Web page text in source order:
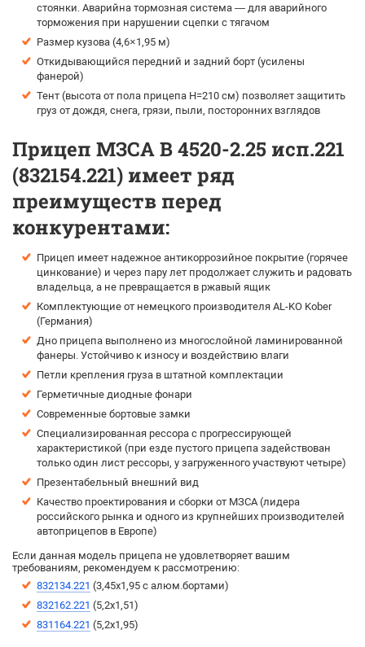
стоянки. Аварийна тормозная система — для аварийного
торможения при нарушении сцепки с тягачом
Размер кузова (4,6×1,95 м)
Откидывающийся передний и задний борт (усилены
фанерой)
Тент (высота от пола прицепа H=210 см) позволяет защитить
груз от дождя, снега, грязи, пыли, посторонних взглядов
Прицеп МЗСА B 4520-2.25 исп.221
(832154.221) имеет ряд
преимуществ перед
конкурентами:
Прицеп имеет надежное антикоррозийное покрытие (горячее
цинкование) и через пару лет продолжает служить и радовать
владельца, а не превращается в ржавый ящик
Комплектующие от немецкого производителя AL-KO Kober
(Германия)
Дно прицепа выполнено из многослойной ламинированной
фанеры. Устойчиво к износу и воздействию влаги
Петли крепления груза в штатной комплектации
Герметичные диодные фонари
Современные бортовые замки
Специализированная рессора с прогрессирующей
характеристикой (при езде пустого прицепа задействован
только один лист рессоры, у загруженного участвуют четыре)
Презентабельный внешний вид
Качество проектирования и сборки от МЗСА (лидера
российского рынка и одного из крупнейших производителей
автоприцепов в Европе)
Если данная модель прицепа не удовлетворяет вашим
требованиям, рекомендуем к рассмотрению:
832134.221 (3,45х1,95 с алюм.бортами)
832162.221 (5,2х1,51)
831164.221 (5,2х1,95)